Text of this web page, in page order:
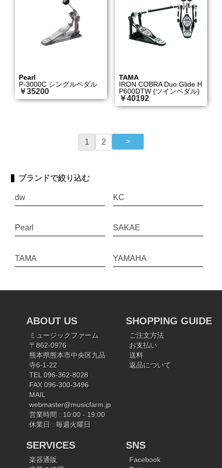
Pearl
P-3000C シングルペダル
￥35200
TAMA
IRON COBRA Duo Glide H
P600DTW (ツインペダル)
￥40192
1 2
ブランドで絞り込む
dw KC
Pearl SAKAE
TAMA YAMAHA
ABOUT US
ミュージックファーム
〒862-0976
熊本県熊本市中央区九品
寺6-1-22
TEL 096-362-8028
FAX 096-300-3496
MAIL
webmaster@musicfarm.jp
営業時間 : 10:00 - 19:00
休業日 : 毎週火曜日
SHOPPING GUIDE
ご注文方法
お支払い
送料
返品について
SERVICES
楽器通販
SNS
Facebook